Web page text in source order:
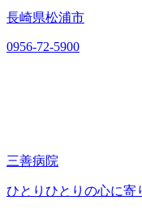
長崎県松浦市
0956-72-5900
三善病院
ひとりひとりの心に寄